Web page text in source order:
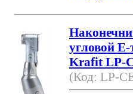
угловой
Krafit LP-
(Код: LP-